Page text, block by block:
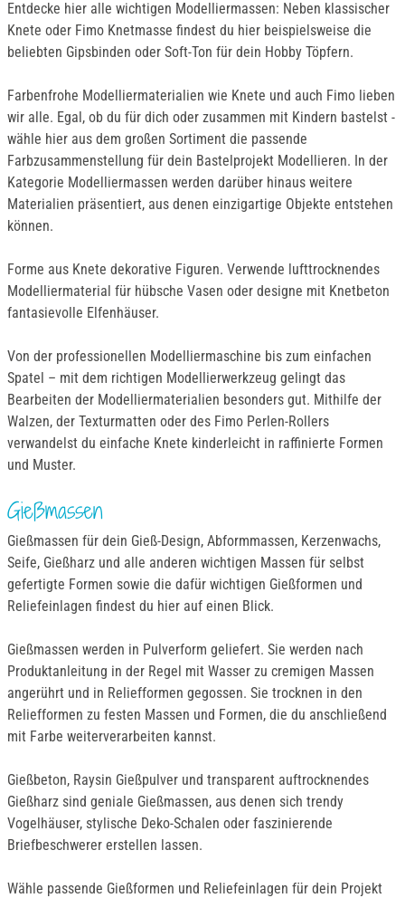
Entdecke hier alle wichtigen Modelliermassen: Neben klassischer
Knete oder Fimo Knetmasse findest du hier beispielsweise die
beliebten Gipsbinden oder Soft-Ton für dein Hobby Töpfern.
Farbenfrohe Modelliermaterialien wie Knete und auch Fimo lieben
wir alle. Egal, ob du für dich oder zusammen mit Kindern bastelst -
wähle hier aus dem großen Sortiment die passende
Farbzusammenstellung für dein Bastelprojekt Modellieren. In der
Kategorie Modelliermassen werden darüber hinaus weitere
Materialien präsentiert, aus denen einzigartige Objekte entstehen
können.
Forme aus Knete dekorative Figuren. Verwende lufttrocknendes
Modelliermaterial für hübsche Vasen oder designe mit Knetbeton
fantasievolle Elfenhäuser.
Von der professionellen Modelliermaschine bis zum einfachen
Spatel – mit dem richtigen Modellierwerkzeug gelingt das
Bearbeiten der Modelliermaterialien besonders gut. Mithilfe der
Walzen, der Texturmatten oder des Fimo Perlen-Rollers
verwandelst du einfache Knete kinderleicht in raffinierte Formen
und Muster.
Gießmassen
Gießmassen für dein Gieß-Design, Abformmassen, Kerzenwachs,
Seife, Gießharz und alle anderen wichtigen Massen für selbst
gefertigte Formen sowie die dafür wichtigen Gießformen und
Reliefeinlagen findest du hier auf einen Blick.
Gießmassen werden in Pulverform geliefert. Sie werden nach
Produktanleitung in der Regel mit Wasser zu cremigen Massen
angerührt und in Reliefformen gegossen. Sie trocknen in den
Reliefformen zu festen Massen und Formen, die du anschließend
mit Farbe weiterverarbeiten kannst.
Gießbeton, Raysin Gießpulver und transparent auftrocknendes
Gießharz sind geniale Gießmassen, aus denen sich trendy
Vogelhäuser, stylische Deko-Schalen oder faszinierende
Briefbeschwerer erstellen lassen.
Wähle passende Gießformen und Reliefeinlagen für dein Projekt